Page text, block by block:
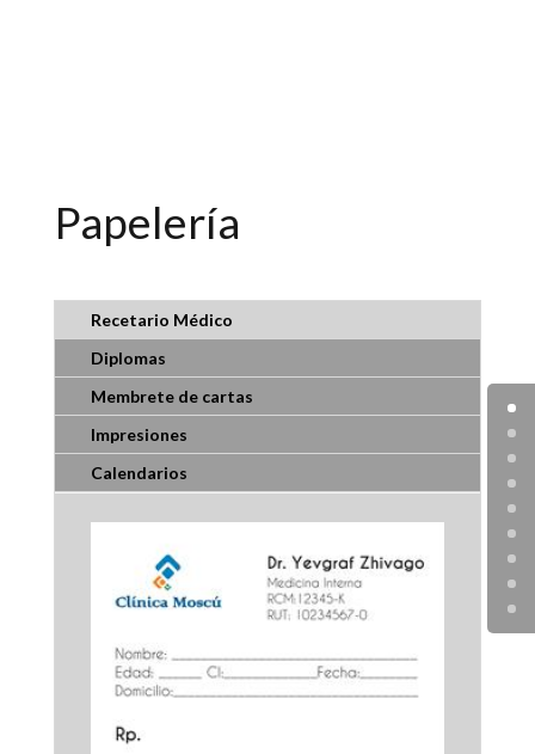
Álbum Bebé Niño
Papelería
Recetario Médico
Diplomas
Membrete de cartas
Impresiones
Calendarios